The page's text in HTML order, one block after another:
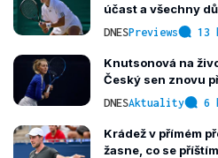
účast a všechny
DNESPreviews 13
Knutsonová na
Český sen znovu
DNESAktuality 6
Krádež v přímém
žasne, co se